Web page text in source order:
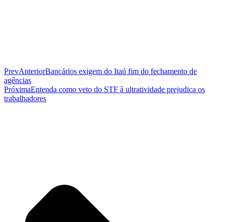
PrevAnteriorBancários exigem do Itaú fim do fechamento de
agências
PróximaEntenda como veto do STF à ultratividade prejudica os
trabalhadores